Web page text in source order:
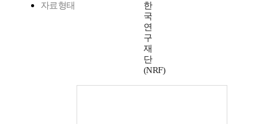
자료형태
한
국
연
구
재
단
(NRF)